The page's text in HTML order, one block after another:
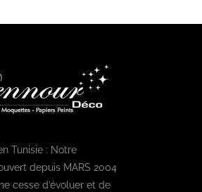
Tunisie : Notre
depuis MARS 2004
cesse d’évoluer et de